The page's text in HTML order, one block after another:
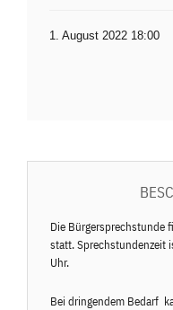
1. August 2022 18:00
Die Bürgersprechstunde
statt. Sprechstundenzeit
Uhr.
Bei dringendem Bedarf